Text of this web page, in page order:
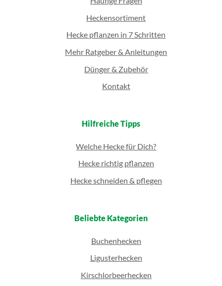
Heckensortiment
Hecke pflanzen in 7 Schritten
Mehr Ratgeber & Anleitungen
Dünger & Zubehör
Kontakt
Hilfreiche Tipps
Welche Hecke für Dich?
Hecke richtig pflanzen
Hecke schneiden & pflegen
Beliebte Kategorien
Buchenhecken
Ligusterhecken
Kirschlorbeerhecken